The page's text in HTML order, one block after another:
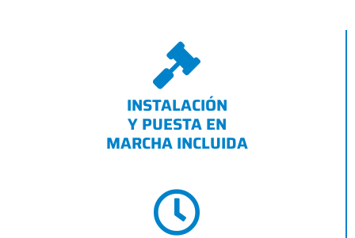
INSTALACIÓN
Y PUESTA EN
MARCHA INCLUIDA